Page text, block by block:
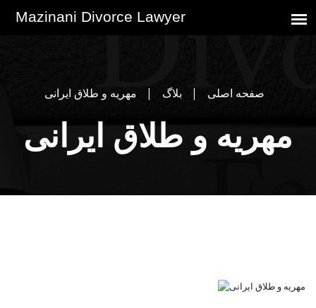
صفحه اصلی بلاگ مهریه و طلاق ایرانی
مهریه و طلاق ایرانی